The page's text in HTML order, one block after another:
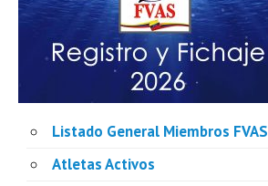
Listado General Miembros FVAS
Atletas Activos